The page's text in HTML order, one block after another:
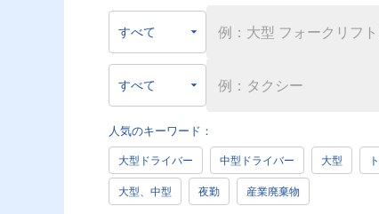
人気のキーワード：
大型ドライバー 中型ドライバー 大型
大型、中型 夜勤 産業廃棄物